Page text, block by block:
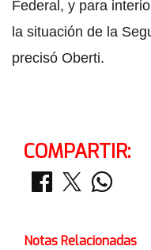
Federal, y para
la situación de la
precisó Oberti.
COMPARTIR:
Notas Relacionadas